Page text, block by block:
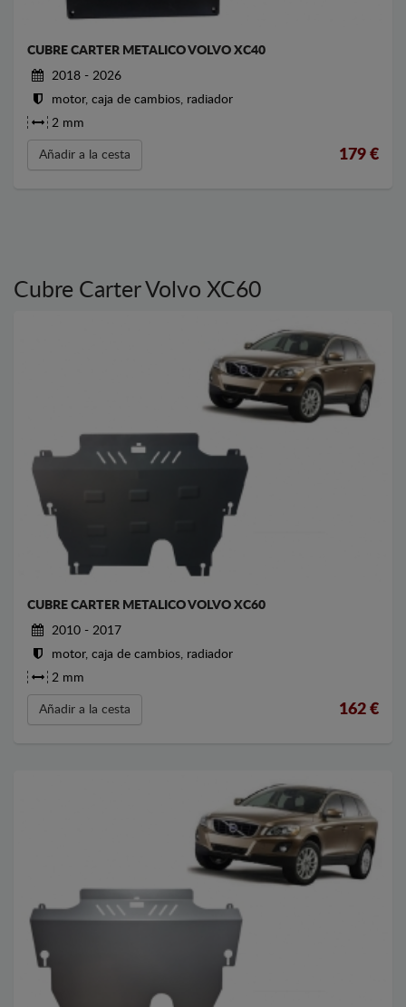
CUBRE CARTER METALICO VOLVO XC40
2018 - 2026
motor, caja de cambios, radiador
2 mm
Añadir a la cesta 179 €
Cubre Carter Volvo XC60
CUBRE CARTER METALICO VOLVO XC60
2010 - 2017
motor, caja de cambios, radiador
2 mm
Añadir a la cesta 162 €